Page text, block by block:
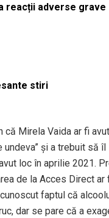
reacții adverse grave
stiri
că Mirela Vaida ar fi
undeva” și a trebuit
loc în aprilie 2021.
de la Acces Direct
faptul că
dar se pare că a